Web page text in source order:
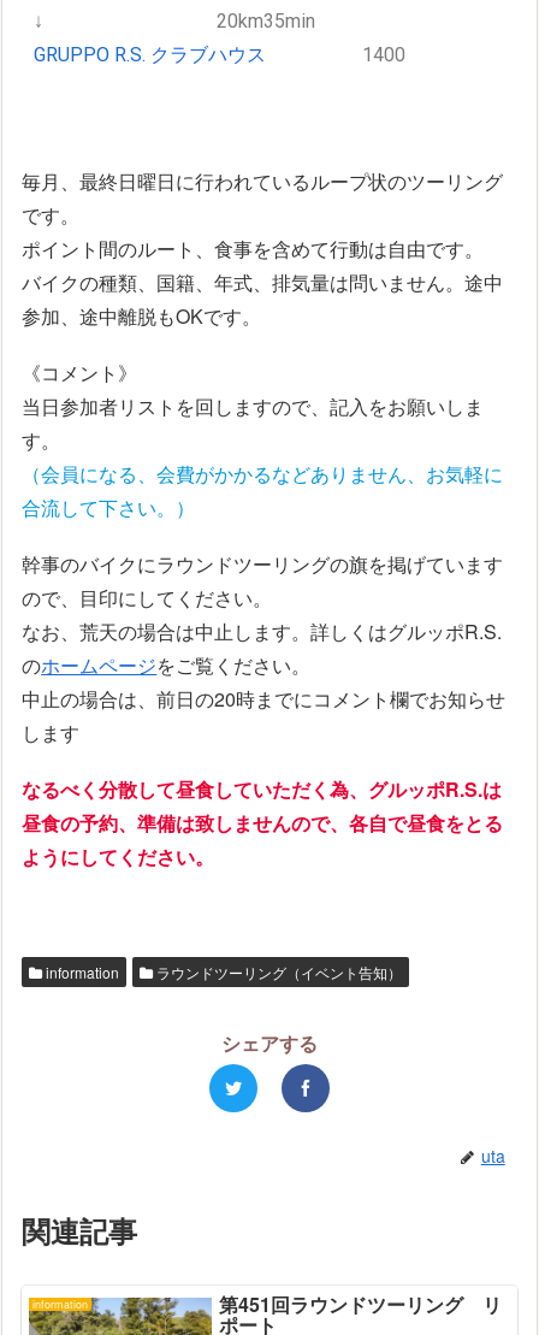
↓ 20km35min
GRUPPO R.S. クラブハウス
1400
毎月、最終日曜日に行われているループ状のツーリング
です。
ポイント間のルート、食事を含めて行動は自由です。
バイクの種類、国籍、年式、排気量は問いません。途中
参加、途中離脱もOKです。
《コメント》
当日参加者リストを回しますので、記入をお願いしま
す。
（会員になる、会費がかかるなどありません、お気軽に
合流して下さい。）
幹事のバイクにラウンドツーリングの旗を掲げています
ので、目印にしてください。
なお、荒天の場合は中止します。詳しくはグルッポR.S.
のホームページをご覧ください。
中止の場合は、前日の20時までにコメント欄でお知らせ
します
なるべく分散して昼食していただく為、グルッポR.S.は
昼食の予約、準備は致しませんので、各自で昼食をとる
ようにしてください。
information ラウンドツーリング（イベント告知）
シェアする
uta
関連記事
information 第451回ラウンドツーリング リ
ポート